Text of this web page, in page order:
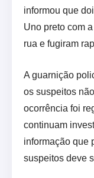
informou que
Uno preto com
rua e fugiram
A guarnição
os suspeitos
ocorrência foi
continuam
informação que
suspeitos deve